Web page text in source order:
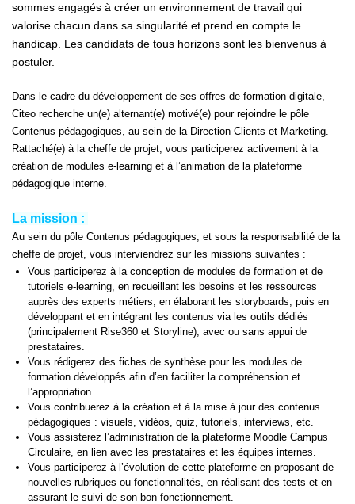
sommes engagés à créer un environnement de travail qui
valorise chacun dans sa singularité et prend en compte le
handicap. Les candidats de tous horizons sont les bienvenus à
postuler.
Dans le cadre du développement de ses offres de formation digitale,
Citeo recherche un(e) alternant(e) motivé(e) pour rejoindre le pôle
Contenus pédagogiques, au sein de la Direction Clients et Marketing.
Rattaché(e) à la cheffe de projet, vous participerez activement à la
création de modules e-learning et à l’animation de la plateforme
pédagogique interne.
La mission :
Au sein du pôle Contenus pédagogiques, et sous la responsabilité de la
cheffe de projet, vous interviendrez sur les missions suivantes :
Vous participerez à la conception de modules de formation et de
tutoriels e-learning, en recueillant les besoins et les ressources
auprès des experts métiers, en élaborant les storyboards, puis en
développant et en intégrant les contenus via les outils dédiés
(principalement Rise360 et Storyline), avec ou sans appui de
prestataires.
Vous rédigerez des fiches de synthèse pour les modules de
formation développés afin d’en faciliter la compréhension et
l’appropriation.
Vous contribuerez à la création et à la mise à jour des contenus
pédagogiques : visuels, vidéos, quiz, tutoriels, interviews, etc.
Vous assisterez l’administration de la plateforme Moodle Campus
Circulaire, en lien avec les prestataires et les équipes internes.
Vous participerez à l’évolution de cette plateforme en proposant de
nouvelles rubriques ou fonctionnalités, en réalisant des tests et en
assurant le suivi de son bon fonctionnement.